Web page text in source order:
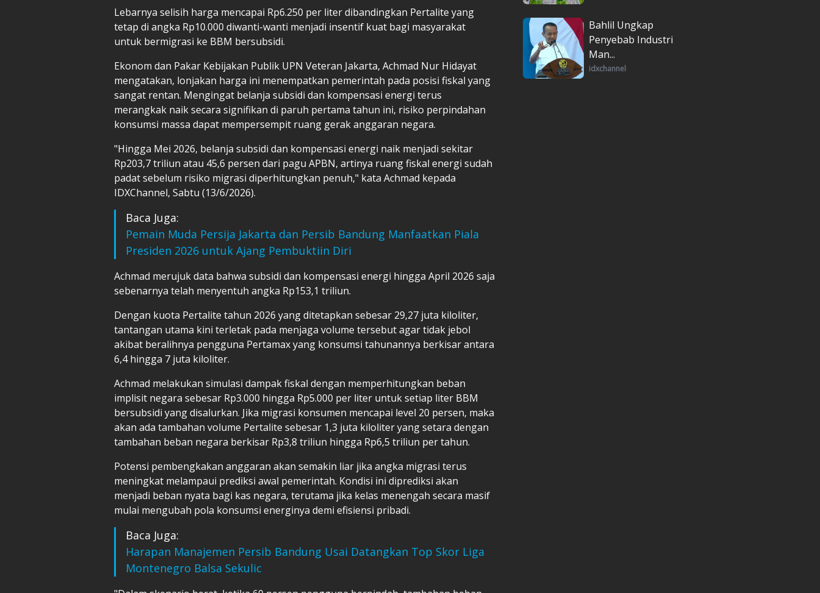
Lebarnya selisih harga mencapai Rp6.250 per liter dibandingkan Pertalite yang
tetap di angka Rp10.000 diwanti-wanti menjadi insentif kuat bagi masyarakat
untuk bermigrasi ke BBM bersubsidi.
Ekonom dan Pakar Kebijakan Publik UPN Veteran Jakarta, Achmad Nur Hidayat
mengatakan, lonjakan harga ini menempatkan pemerintah pada posisi fiskal yang
sangat rentan. Mengingat belanja subsidi dan kompensasi energi terus
merangkak naik secara signifikan di paruh pertama tahun ini, risiko perpindahan
konsumsi massa dapat mempersempit ruang gerak anggaran negara.
"Hingga Mei 2026, belanja subsidi dan kompensasi energi naik menjadi sekitar
Rp203,7 triliun atau 45,6 persen dari pagu APBN, artinya ruang fiskal energi sudah
padat sebelum risiko migrasi diperhitungkan penuh," kata Achmad kepada
IDXChannel, Sabtu (13/6/2026).
Baca Juga:
Pemain Muda Persija Jakarta dan Persib Bandung Manfaatkan Piala
Presiden 2026 untuk Ajang Pembuktiin Diri
Achmad merujuk data bahwa subsidi dan kompensasi energi hingga April 2026 saja
sebenarnya telah menyentuh angka Rp153,1 triliun.
Dengan kuota Pertalite tahun 2026 yang ditetapkan sebesar 29,27 juta kiloliter,
tantangan utama kini terletak pada menjaga volume tersebut agar tidak jebol
akibat beralihnya pengguna Pertamax yang konsumsi tahunannya berkisar antara
6,4 hingga 7 juta kiloliter.
Achmad melakukan simulasi dampak fiskal dengan memperhitungkan beban
implisit negara sebesar Rp3.000 hingga Rp5.000 per liter untuk setiap liter BBM
bersubsidi yang disalurkan. Jika migrasi konsumen mencapai level 20 persen, maka
akan ada tambahan volume Pertalite sebesar 1,3 juta kiloliter yang setara dengan
tambahan beban negara berkisar Rp3,8 triliun hingga Rp6,5 triliun per tahun.
Potensi pembengkakan anggaran akan semakin liar jika angka migrasi terus
meningkat melampaui prediksi awal pemerintah. Kondisi ini diprediksi akan
menjadi beban nyata bagi kas negara, terutama jika kelas menengah secara masif
mulai mengubah pola konsumsi energinya demi efisiensi pribadi.
Baca Juga:
Harapan Manajemen Persib Bandung Usai Datangkan Top Skor Liga
Montenegro Balsa Sekulic
Bahlil Ungkap
Penyebab Industri
Man...
idxchannel